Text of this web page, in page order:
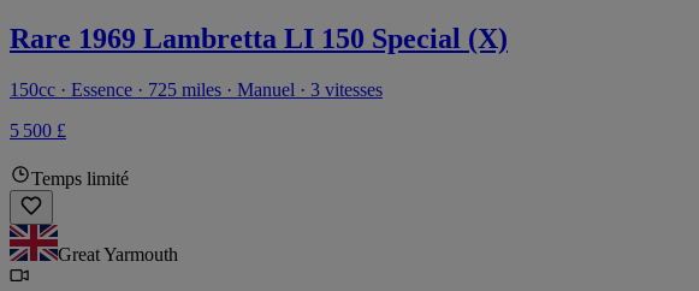
Rare 1969 Lambretta LI 150 Special (X)
150cc · Essence · 725 miles · Manuel · 3 vitesses
5 500 £
Temps limité
Great Yarmouth